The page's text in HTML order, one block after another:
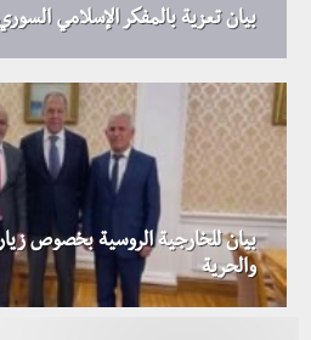
بيان تعزية بالمفكر الإسلامي
بيان للخارجية الروسية بخصوص
والحرية